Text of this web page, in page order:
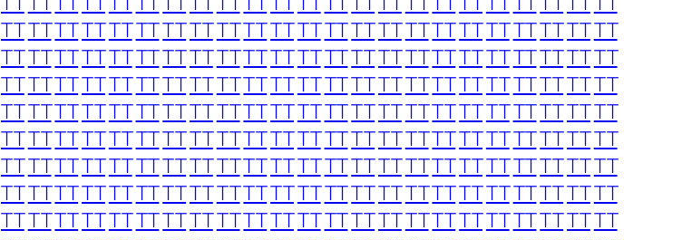
TTTTTTTTTTTTTTTTTTTTTTTTTTTTTTTTTTTTTTTTTTTTTT
TTTTTTTTTTTTTTTTTTTTTTTTTTTTTTTTTTTTTTTTTTTTTT
TTTTTTTTTTTTTTTTTTTTTTTTTTTTTTTTTTTTTTTTTTTTTT
TTTTTTTTTTTTTTTTTTTTTTTTTTTTTTTTTTTTTTTTTTTTTT
TTTTTTTTTTTTTTTTTTTTTTTTTTTTTTTTTTTTTTTTTTTTTT
TTTTTTTTTTTTTTTTTTTTTTTTTTTTTTTTTTTTTTTTTTTTTT
TTTTTTTTTTTTTTTTTTTTTTTTTTTTTTTTTTTTTTTTTTTTTT
TTTTTTTTTTTTTTTTTTTTTTTTTTTTTTTTTTTTTTTTTTTTTT